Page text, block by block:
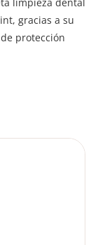
limpieza dental
gracias a su
protección